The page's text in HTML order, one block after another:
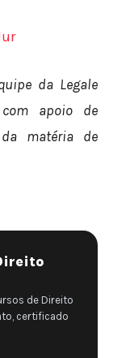
da Legale
apoio de
matéria de
de Direito
certificado